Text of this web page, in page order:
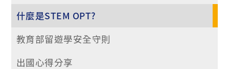
什麼是STEM OPT?
教育部留遊學安全守則
出國心得分享